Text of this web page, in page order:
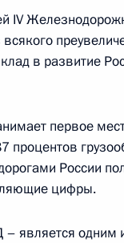
дел о
в новых
IV
в развитие
первое
процентов
России
цифры.
является одним